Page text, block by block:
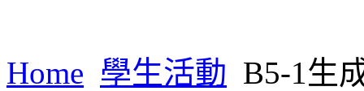
Home 學生活動 B5-1生